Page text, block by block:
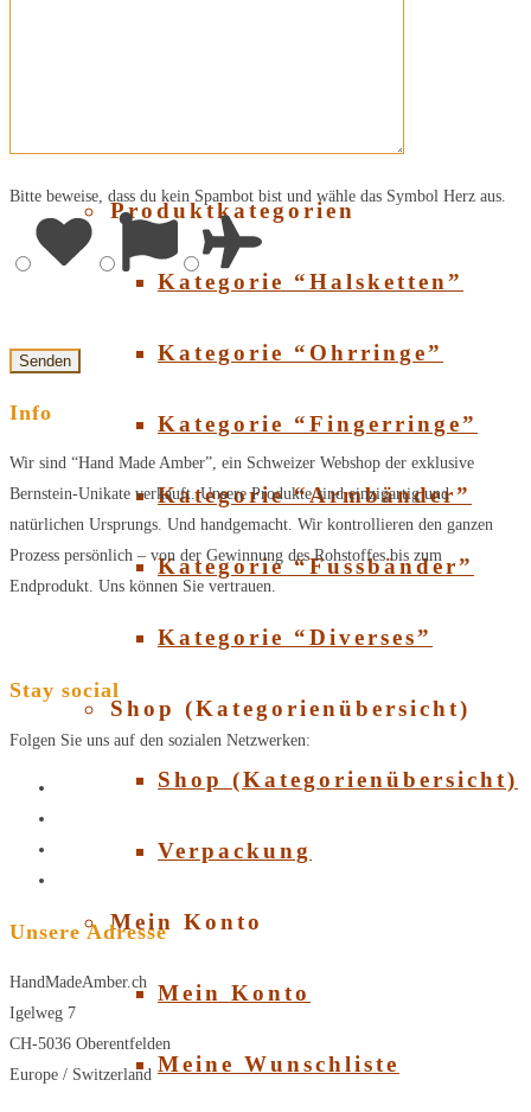
Produktkategorien
Kategorie “Halsketten”
Kategorie “Ohrringe”
Kategorie “Fingerringe”
Kategorie “Armbänder”
Kategorie “Fussbänder”
Kategorie “Diverses”
Shop (Kategorienübersicht)
Shop (Kategorienübersicht)
Verpackung
Mein Konto
Mein Konto
Meine Wunschliste
Bitte beweise, dass du kein Spambot bist und wähle das Symbol Herz aus.
Info
Wir sind “Hand Made Amber”, ein Schweizer Webshop der exklusive
Bernstein-Unikate verkauft. Unsere Produkte sind einzigartig und
natürlichen Ursprungs. Und handgemacht. Wir kontrollieren den ganzen
Prozess persönlich – von der Gewinnung des Rohstoffes bis zum
Endprodukt. Uns können Sie vertrauen.
Stay social
Folgen Sie uns auf den sozialen Netzwerken:
Unsere Adresse
HandMadeAmber.ch
Igelweg 7
CH-5036 Oberentfelden
Europe / Switzerland